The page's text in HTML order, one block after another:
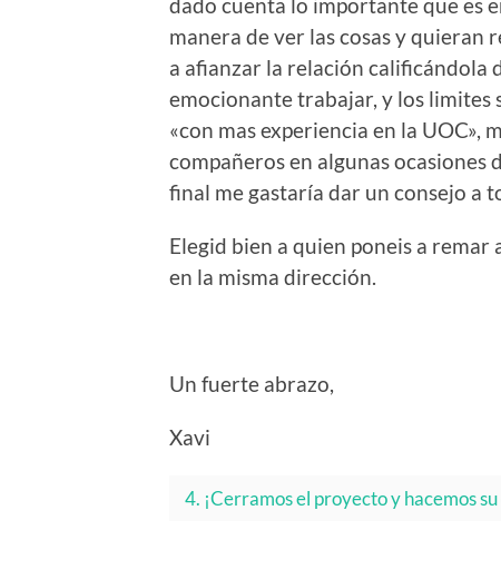
manera de ver las cosas y quieran
a afianzar la relación calificándola
emocionante trabajar, y los limites
«con mas experiencia en la UOC»,
compañeros en algunas ocasiones
final me gastaría dar un consejo a
Elegid bien a quien poneis a
en la misma dirección.
Un fuerte abrazo,
Xavi
4. ¡Cerramos el proyecto y hacemos